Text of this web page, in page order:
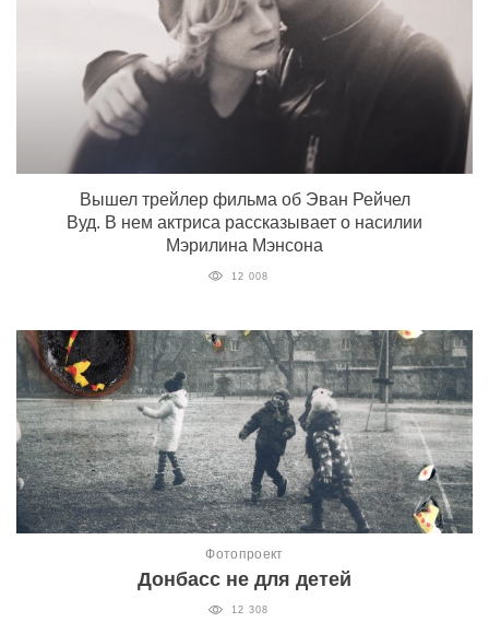
Вышел трейлер фильма об Эван Рейчел
Вуд. В нем актриса рассказывает о насилии
Мэрилина Мэнсона
12 008
Фотопроект
Донбасс не для детей
12 308